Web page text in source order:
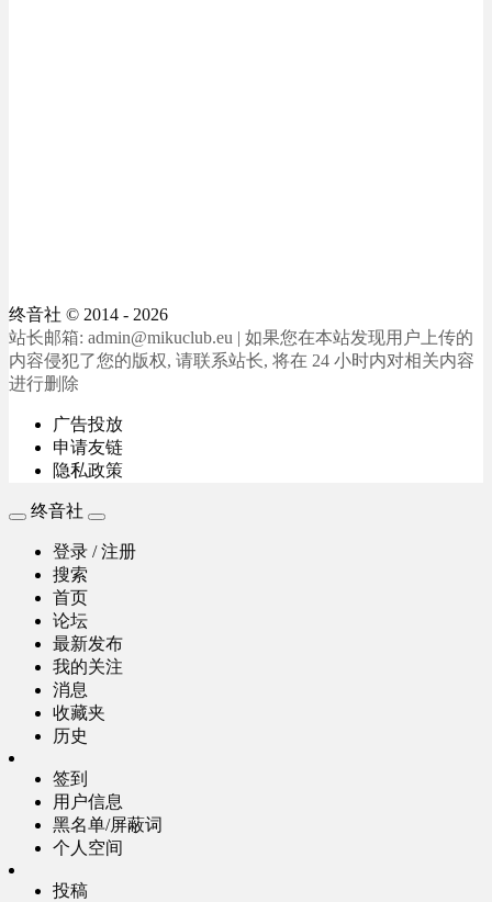
终音社 © 2014 - 2026
站长邮箱: admin@mikuclub.eu | 如果您在本站发现用户上传的
内容侵犯了您的版权, 请联系站长, 将在 24 小时内对相关内容
进行删除
广告投放
申请友链
隐私政策
终音社
登录 / 注册
搜索
首页
论坛
最新发布
我的关注
消息
收藏夹
历史
签到
用户信息
黑名单/屏蔽词
个人空间
投稿